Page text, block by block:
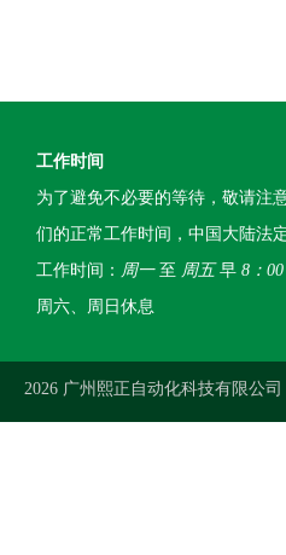
工作时间
为了避免不必要的等待，敬请注
们的正常工作时间，中国大陆法
工作时间： 周一至 周五早 8：00
周六、周日休息
2026 广州熙正自动化科技有限公